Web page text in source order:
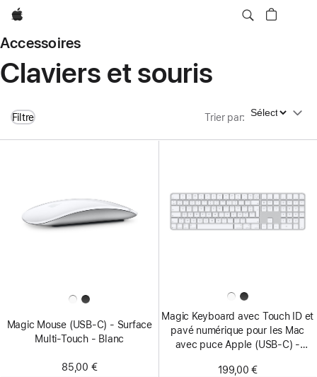
Apple
Accessoires
Claviers et souris
Filtre Trier par: Trier par
Magic Mouse (USB‑C) - Surface
Multi‑Touch - Blanc
85,00 €
Magic Keyboard avec Touch ID et
pavé numérique pour les Mac
avec puce Apple (USB‑C) -
199,00 €